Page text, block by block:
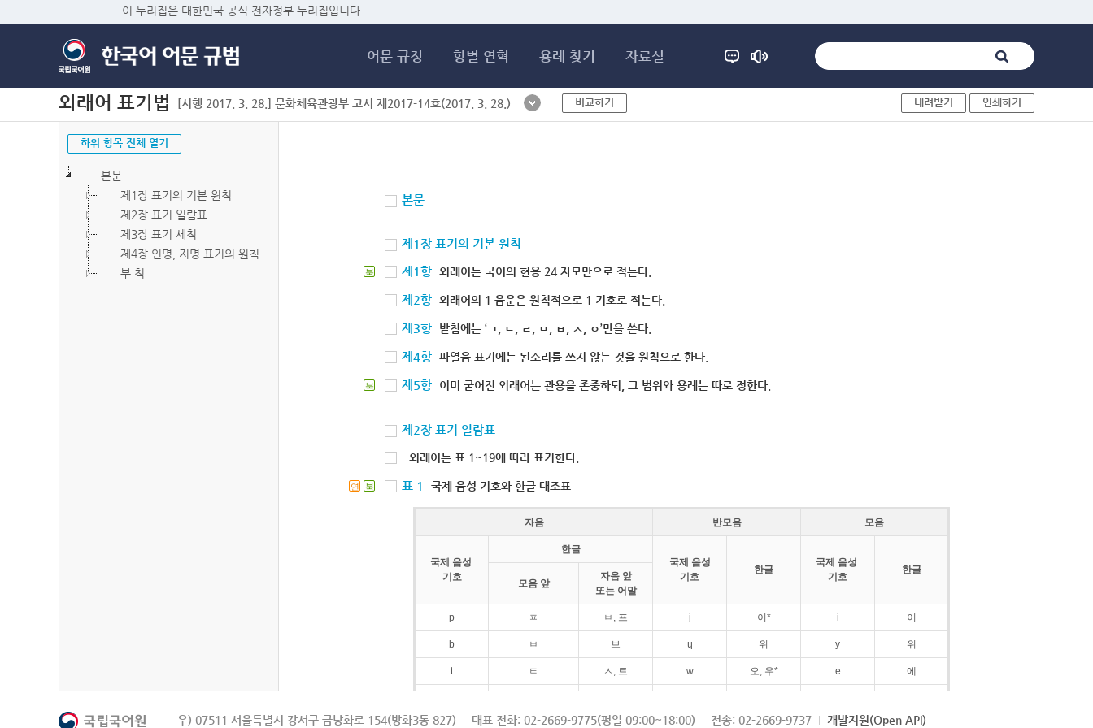
이 누리집은 대한민국 공식 전자정부 누리집입니다.
어문 규정 항별 연혁 용례 찾기 자료실
외래어 표기법 [시행 2017. 3. 28.] 문화체육관광부 고시 제2017-14호(2017. 3. 28.) 비교하기 내려받기 인쇄하기
하위 항목 전체 열기
본문
제1장 표기의 기본 원칙
제2장 표기 일람표
제3장 표기 세칙
제4장 인명, 지명 표기의 원칙
부 칙
본문
제1장 표기의 기본 원칙
북 제1항 외래어는 국어의 현용 24 자모만으로 적는다.
제2항 외래어의 1 음운은 원칙적으로 1 기호로 적는다.
제3항 받침에는 ‘ㄱ, ㄴ, ㄹ, ㅁ, ㅂ, ㅅ, ㅇ’만을 쓴다.
제4항 파열음 표기에는 된소리를 쓰지 않는 것을 원칙으로 한다.
북 제5항 이미 굳어진 외래어는 관용을 존중하되, 그 범위와 용례는 따로 정한다.
제2장 표기 일람표
외래어는 표 1~19에 따라 표기한다.
연 북 표 1 국제 음성 기호와 한글 대조표
자음 반모음 모음
국제 음성
기호
한글
국제 음성
기호
한글
국제 음성
기호
한글
모음 앞
자음 앞
또는 어말
p ㅍ ㅂ, 프 j 이* i 이
b ㅂ 브 ɥ 위 y 위
t ㅌ ㅅ, 트 w 오, 우* e 에
k ㅋ ㄱ, 크 ɛ 에
우) 07511 서울특별시 강서구 금낭화로 154(방화3동 827) 대표 전화: 02-2669-9775(평일 09:00~18:00) 전송: 02-2669-9737 개발지원(Open API)